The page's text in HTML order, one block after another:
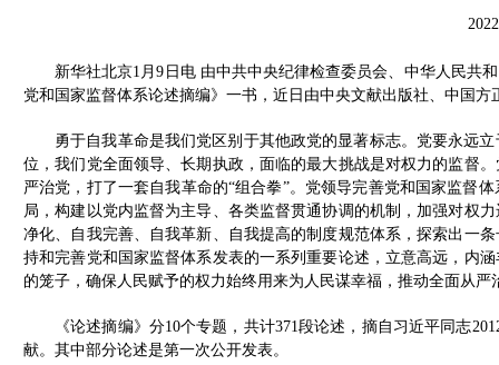
新华社北京1月9日电 由中共中央纪律检查委员会、中华人民共
党和国家监督体系论述摘编》一书，近日由中央文献出版社、中国方
勇于自我革命是我们党区别于其他政党的显著标志。党要永远
位，我们党全面领导、长期执政，面临的最大挑战是对权力的监督
严治党，打了一套自我革命的“组合拳”。党领导完善党和国家监督
局，构建以党内监督为主导、各类监督贯通协调的机制，加强对权
净化、自我完善、自我革新、自我提高的制度规范体系，探索出一
持和完善党和国家监督体系发表的一系列重要论述，立意高远，内
的笼子，确保人民赋予的权力始终用来为人民谋幸福，推动全面从
《论述摘编》分10个专题，共计371段论述，摘自习近平同志
献。其中部分论述是第一次公开发表。